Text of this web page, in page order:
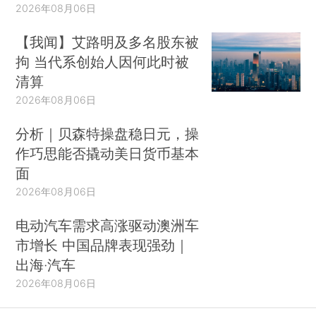
2026年08月06日
【我闻】艾路明及多名股东被
拘 当代系创始人因何此时被
清算
2026年08月06日
分析｜贝森特操盘稳日元，操
作巧思能否撬动美日货币基本
面
2026年08月06日
电动汽车需求高涨驱动澳洲车
市增长 中国品牌表现强劲｜
出海·汽车
2026年08月06日